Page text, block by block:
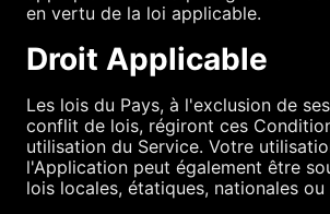
en vertu de la loi applicable.
Droit Applicable
Les lois du Pays, à l'exclusion de
conflit de lois, régiront ces
utilisation du Service. Votre
l'Application peut également être
lois locales, étatiques, nationales